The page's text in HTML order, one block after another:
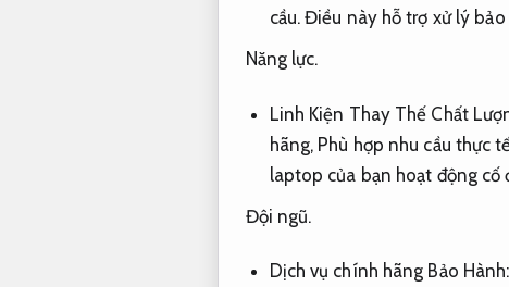
cầu. Điều này hỗ trợ xử lý
Năng lực.
Linh Kiện Thay Thế Chất
hãng, Phù hợp nhu cầu thực
laptop của bạn hoạt động cố
Đội ngũ.
Dịch vụ chính hãng Bảo Hành: